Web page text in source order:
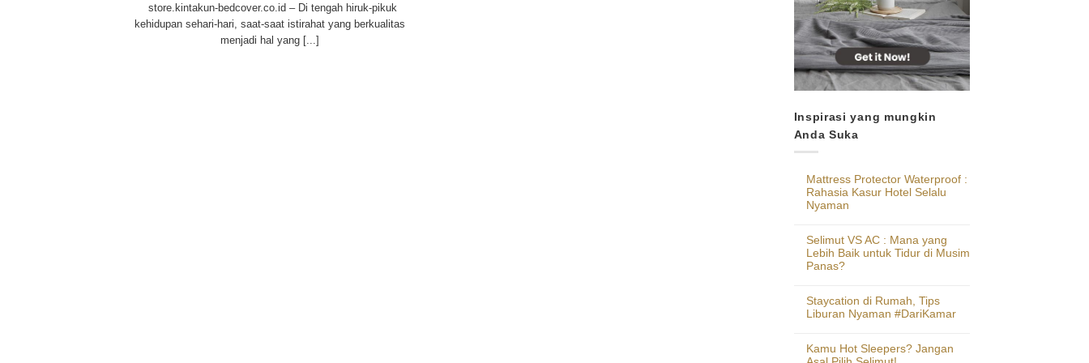
store.kintakun-bedcover.co.id – Di tengah hiruk-pikuk
kehidupan sehari-hari, saat-saat istirahat yang berkualitas
menjadi hal yang [...]
Inspirasi yang mungkin
Anda Suka
Mattress Protector Waterproof :
Rahasia Kasur Hotel Selalu
Nyaman
Selimut VS AC : Mana yang
Lebih Baik untuk Tidur di Musim
Panas?
Staycation di Rumah, Tips
Liburan Nyaman #DariKamar
Kamu Hot Sleepers? Jangan